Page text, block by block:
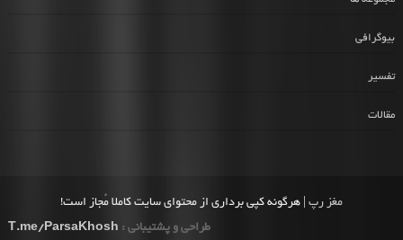
بیوگرافی
تفسیر
مقالات
مغز رپ | هرگونه کپی برداری از محتوای سایت کاملا مُجاز است!
طراحی و پشتیبانی : T.me/ParsaKhosh